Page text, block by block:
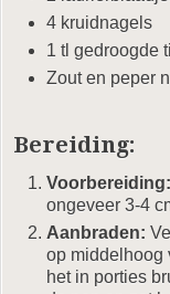
4 kruidnagels
1 tl gedroogde
Zout en peper
Bereiding:
Voorbereiding:
ongeveer 3-4
Aanbraden:
op middelhoog
het in porties